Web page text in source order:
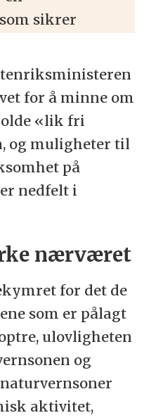
sikrer
når
og retten
februar 1920
1925.
«fulle og
og
for
til å
og fiske i
for å minne om
«lik fri
og muligheter til
på
nedfelt i
nærværet
for det de
som er pålagt
ulovligheten
og
aktivitet,